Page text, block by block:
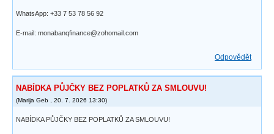
WhatsApp: +33 7 53 78 56 92
E-mail: monabanqfinance@zohomail.com
Odpovědět
NABÍDKA PŮJČKY BEZ POPLATKŮ ZA SMLOUVU!
(Marija Geb 20. 7. 2026 13:30)
NABÍDKA PŮJČKY BEZ POPLATKŮ ZA SMLOUVU!